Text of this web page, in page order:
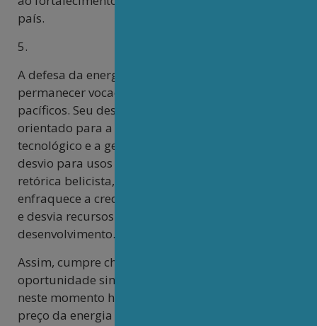
país.
5.
A defesa da energia nuclear no Brasil deve
permanecer vocacionada a fins exclusivamente
pacíficos. Seu desenvolvimento deve estar
orientado para a pesquisa científica, o avanço
tecnológico e a geração de energia limpa, sem
desvio para usos armamentistas e sem aderir à
retórica belicista, que, além de anacrônica,
enfraquece a credibilidade internacional do país
e desvia recursos de áreas essenciais ao seu
desenvolvimento.
Assim, cumpre chamar atenção para a
oportunidade singular que se apresenta ao Brasil
neste momento histórico. A elevação global do
preço da energia e dos minerais estratégicos,